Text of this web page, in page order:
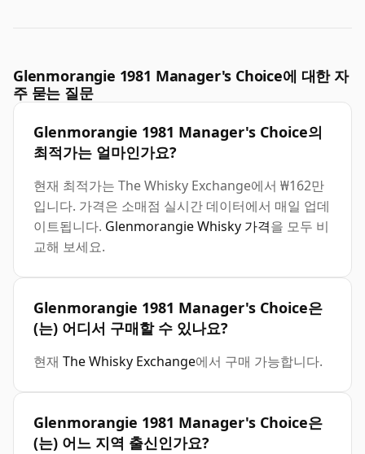
Glenmorangie 1981 Manager's Choice에 대한 자
주 묻는 질문
Glenmorangie 1981 Manager's Choice의
최적가는 얼마인가요?
현재 최적가는 The Whisky Exchange에서 ₩162만
입니다. 가격은 소매점 실시간 데이터에서 매일 업데
이트됩니다. Glenmorangie Whisky 가격을 모두 비
교해 보세요.
Glenmorangie 1981 Manager's Choice은
(는) 어디서 구매할 수 있나요?
현재 The Whisky Exchange에서 구매 가능합니다.
Glenmorangie 1981 Manager's Choice은
(는) 어느 지역 출신인가요?